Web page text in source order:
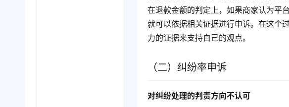
在退款金额的判定上，如果商家认为平
就可以依据相关证据进行申诉。在这个
力的证据来支持自己的观点。
（二）纠纷率申诉
对纠纷处理的判责方向不认可